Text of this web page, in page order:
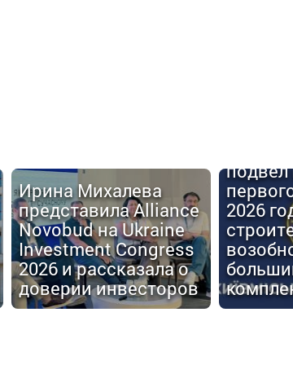
Ирина Михалева
представила Alliance
Novobud на Ukraine
Investment Congress
2026 и рассказала о
доверии инвесторов
подвел
2026